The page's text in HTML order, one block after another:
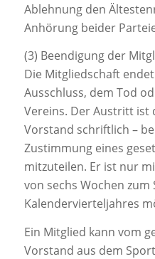
Ablehnung den
Anhörung beider
(3) Beendigung der
Die Mitgliedschaft
Ausschluss, dem Tod
Vereins. Der Austritt ist
Vorstand schriftlich –
Zustimmung eines
mitzuteilen. Er ist nur
von sechs Wochen zum
Kalendervierteljahres
Ein Mitglied kann vom
Vorstand aus dem